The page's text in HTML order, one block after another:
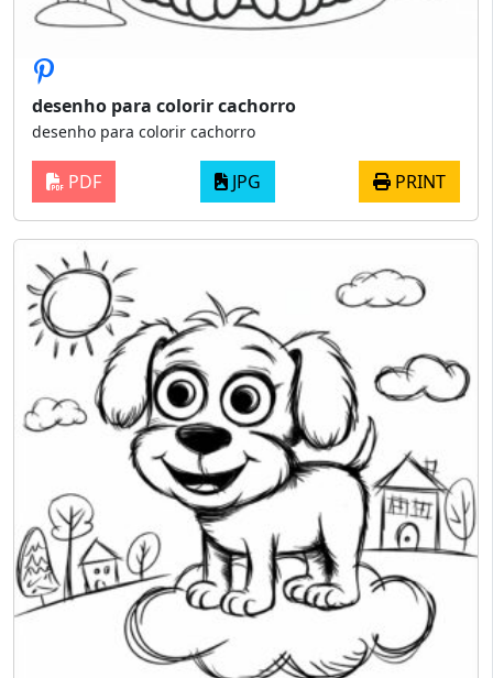
desenho para colorir cachorro
desenho para colorir cachorro
PDF JPG PRINT